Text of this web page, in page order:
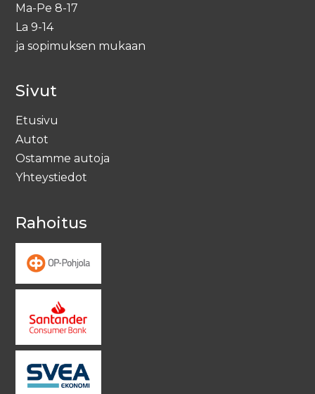
Mittarilukema
Lisätiedot
Ma-Pe 8-17
La 9-14
ja sopimuksen mukaan
Sivut
Etusivu
Autot
Ostamme autoja
Yhteystiedot
Rahoitus